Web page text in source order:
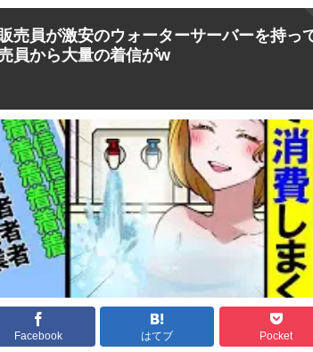
売員が激安のウォーターサーバーを持
員から大量の着信がw
Facebook はてブ Pocket